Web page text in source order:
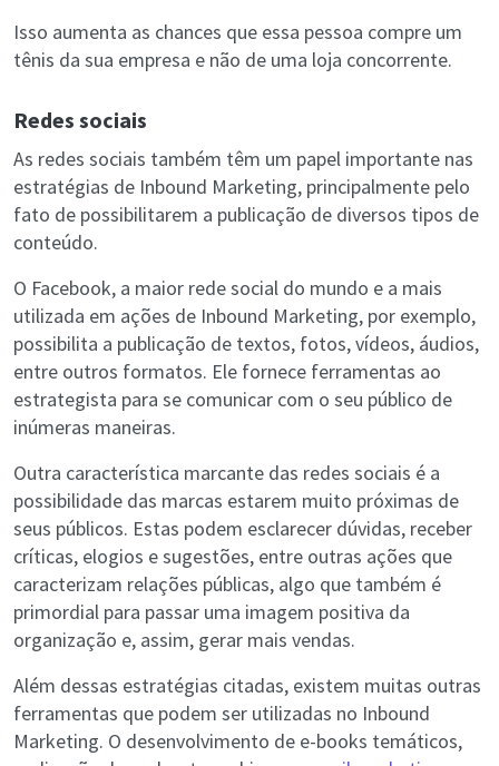
Isso aumenta as chances que essa pessoa compre um
tênis da sua empresa e não de uma loja concorrente.
Redes sociais
As redes sociais também têm um papel importante nas
estratégias de Inbound Marketing, principalmente pelo
fato de possibilitarem a publicação de diversos tipos de
conteúdo.
O Facebook, a maior rede social do mundo e a mais
utilizada em ações de Inbound Marketing, por exemplo,
possibilita a publicação de textos, fotos, vídeos, áudios,
entre outros formatos. Ele fornece ferramentas ao
estrategista para se comunicar com o seu público de
inúmeras maneiras.
Outra característica marcante das redes sociais é a
possibilidade das marcas estarem muito próximas de
seus públicos. Estas podem esclarecer dúvidas, receber
críticas, elogios e sugestões, entre outras ações que
caracterizam relações públicas, algo que também é
primordial para passar uma imagem positiva da
organização e, assim, gerar mais vendas.
Além dessas estratégias citadas, existem muitas outras
ferramentas que podem ser utilizadas no Inbound
Marketing. O desenvolvimento de e-books temáticos,